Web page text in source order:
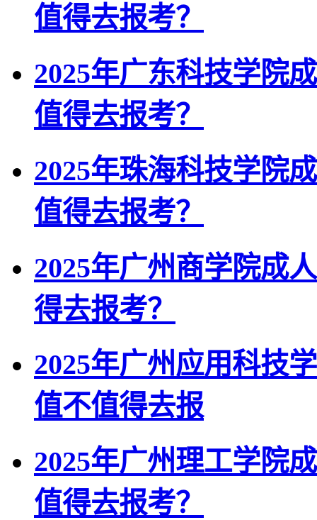
值得去报考？
2025年广东科技学院
值得去报考？
2025年珠海科技学院
值得去报考？
2025年广州商学院成
得去报考？
2025年广州应用科技
值不值得去报
2025年广州理工学院
值得去报考？